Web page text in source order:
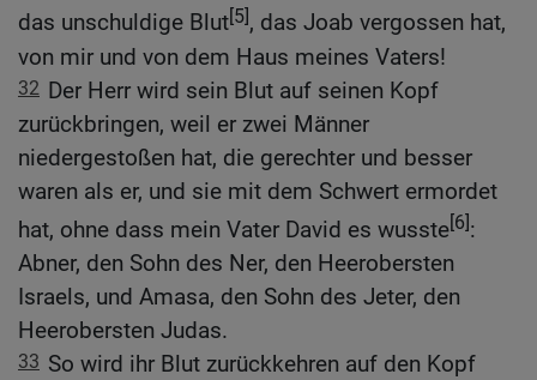
das unschuldige Blut[5], das Joab vergossen hat,
von mir und von dem Haus meines Vaters!
32 Der Herr wird sein Blut auf seinen Kopf
zurückbringen, weil er zwei Männer
niedergestoßen hat, die gerechter und besser
waren als er, und sie mit dem Schwert ermordet
hat, ohne dass mein Vater David es wusste[6]:
Abner, den Sohn des Ner, den Heerobersten
Israels, und Amasa, den Sohn des Jeter, den
Heerobersten Judas.
33 So wird ihr Blut zurückkehren auf den Kopf